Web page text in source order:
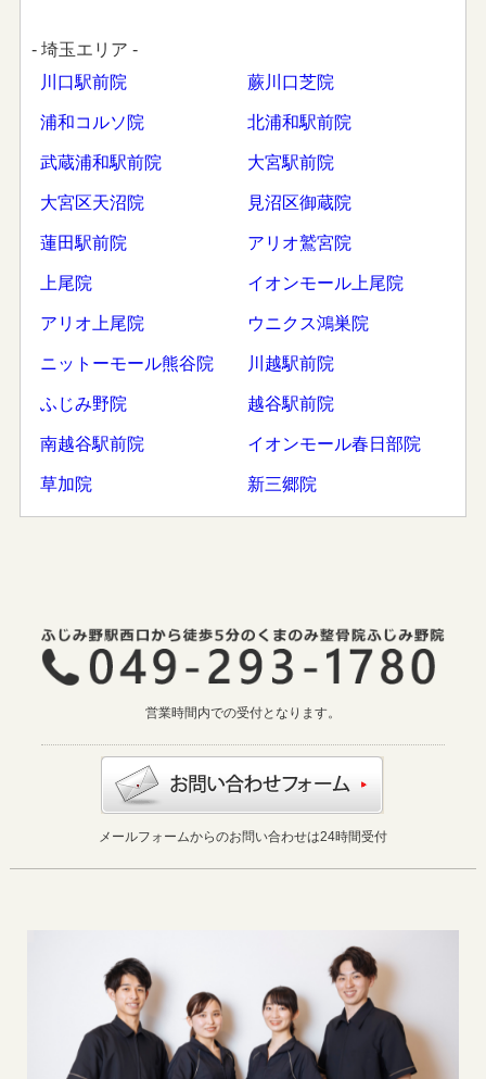
- 埼玉エリア -
川口駅前院
蕨川口芝院
浦和コルソ院 北浦和駅前院
武蔵浦和駅前院 大宮駅前院
大宮区天沼院 見沼区御蔵院
蓮田駅前院 アリオ鷲宮院
上尾院 イオンモール上尾院
アリオ上尾院 ウニクス鴻巣院
ニットーモール熊谷院 川越駅前院
ふじみ野院 越谷駅前院
南越谷駅前院 イオンモール春日部院
草加院 新三郷院
営業時間内での受付となります。
メールフォームからのお問い合わせは24時間受付